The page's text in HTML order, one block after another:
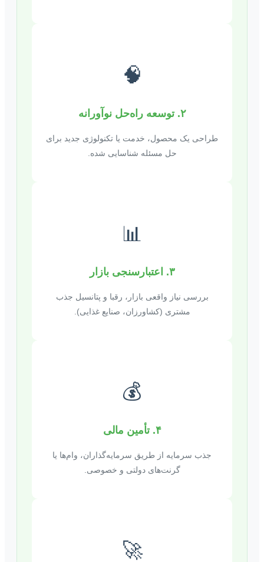
🧠
۲. توسعه راه‌حل نوآورانه
طراحی یک محصول، خدمت یا تکنولوژی جدید برای
حل مسئله شناسایی شده.
📊
۳. اعتبارسنجی بازار
بررسی نیاز واقعی بازار، رقبا و پتانسیل جذب
مشتری (کشاورزان، صنایع غذایی).
💰
۴. تأمین مالی
جذب سرمایه از طریق سرمایه‌گذاران، وام‌ها یا
گرنت‌های دولتی و خصوصی.
🚀